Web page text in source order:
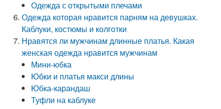
Одежда с открытыми плечами
Одежда которая нравится парням на девушках.
Каблуки, костюмы и колготки
Нравятся ли мужчинам длинные платья. Какая
женская одежда нравится мужчинам
Мини-юбка
Юбки и платья макси длины
Юбка-карандаш
Туфли на каблуке